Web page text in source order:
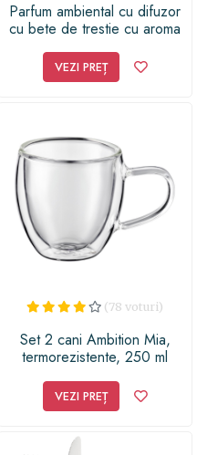
Parfum ambiental cu difuzor
cu bete de trestie cu aroma
Bergamote, Bozo, 100ml
VEZI PREȚ
(78 voturi)
Set 2 cani Ambition Mia,
termorezistente, 250 ml
VEZI PREȚ